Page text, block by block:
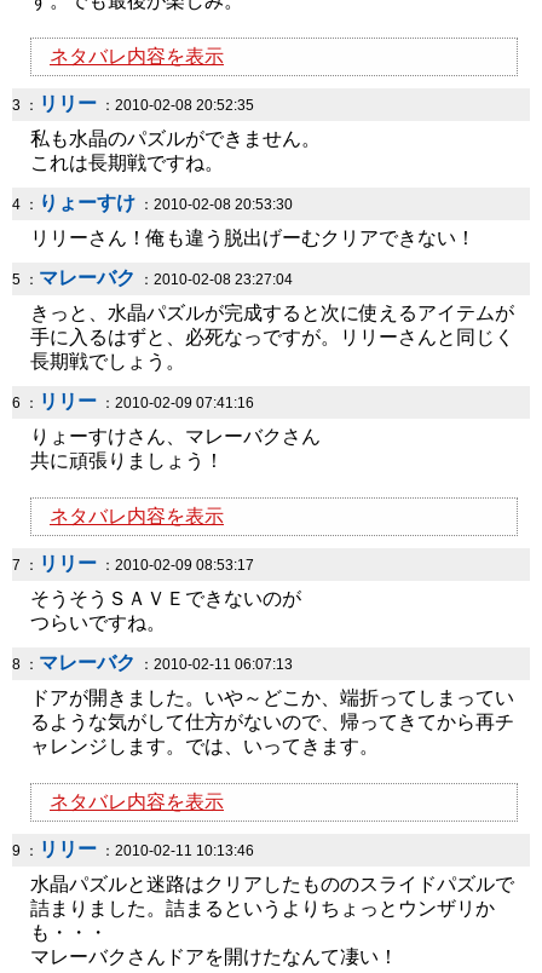
ネタバレ内容を表示
3 ： リリー ：2010-02-08 20:52:35
私も水晶のパズルができません。
これは長期戦ですね。
4 ： りょーすけ ：2010-02-08 20:53:30
リリーさん！俺も違う脱出げーむクリアできない！
5 ： マレーバク ：2010-02-08 23:27:04
きっと、水晶パズルが完成すると次に使えるアイテムが
手に入るはずと、必死なっですが。リリーさんと同じく
長期戦でしょう。
6 ： リリー ：2010-02-09 07:41:16
りょーすけさん、マレーバクさん
共に頑張りましょう！
ネタバレ内容を表示
7 ： リリー ：2010-02-09 08:53:17
そうそうＳＡＶＥできないのが
つらいですね。
8 ： マレーバク ：2010-02-11 06:07:13
ドアが開きました。いや～どこか、端折ってしまってい
るような気がして仕方がないので、帰ってきてから再チ
ャレンジします。では、いってきます。
ネタバレ内容を表示
9 ： リリー ：2010-02-11 10:13:46
水晶パズルと迷路はクリアしたもののスライドパズルで
詰まりました。詰まるというよりちょっとウンザリか
も・・・
マレーバクさんドアを開けたなんて凄い！